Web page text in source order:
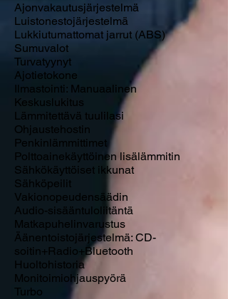
Ajonvakautusjärjestelmä
Luistonestojärjestelmä
Lukkiutumattomat jarrut (ABS)
Sumuvalot
Turvatyynyt​
Ajotietokone
Ilmastointi: Manuaalinen
Keskuslukitus
Lämmitettävä tuulilasi
Ohjaustehostin
Penkinlämmittimet
Polttoainekäyttöinen lisälämmitin
Sähkökäyttöiset ikkunat
Sähköpeilit
Vakionopeudensäädin​
Audio-sisääntuloliitäntä
Matkapuhelinvarustus
Äänentoistojärjestelmä: CD-
soitin+Radio+Bluetooth​
Huoltohistoria
Monitoimiohjauspyörä
Turbo